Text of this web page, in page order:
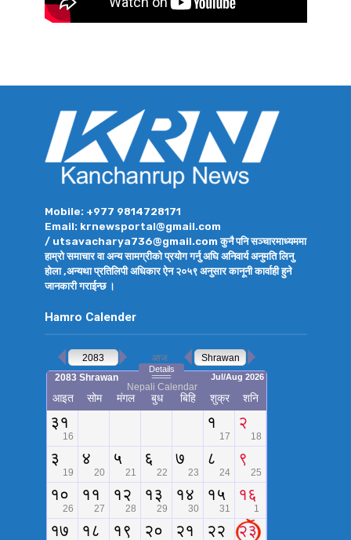
Mobile: +977 9814728171
Email: krnewsportal@gmail.com
/ utsavacharya736@gmail.com कुनै पनि सञ्चारमाध्यममा
हाम्रो समाचार वा अन्य सामग्रीको प्रयोग गर्नु अघि अनिवार्य अनुमति लिनु
होला ,अन्यथा प्रतिलिपी अधिकार ऐन २०५९ अनुसार कानूनी कार्वाही हुने
जानकारी गराईन्छ ।
Hamro Calender